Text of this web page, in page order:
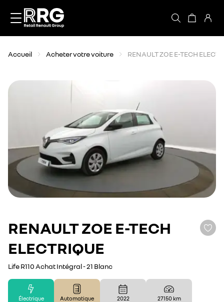
Accueil Acheter votre voiture RENAULT ZOE E-TECH
RENAULTZOE E-TECH
ELECTRIQUE
Life R110 Achat Intégral - 21 Blanc
Électrique Automatique 2022 27 150 km